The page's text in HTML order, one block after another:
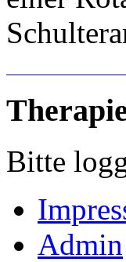
Bitte
Admin